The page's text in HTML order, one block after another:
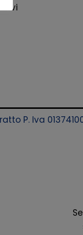
vi
P. Iva